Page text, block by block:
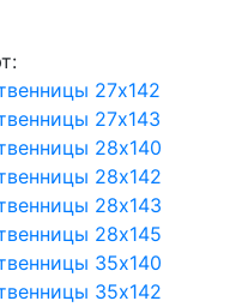
27х142
27х143
28х140
28х142
28х143
28х145
35х140
35х142